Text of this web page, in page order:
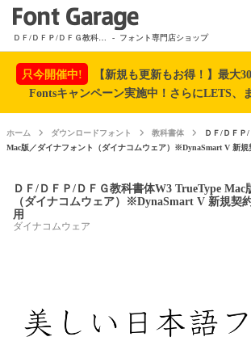
- フォント専門店ショップ
只今開催中!
【新規も更新もお得！】最大
Fontsキャンペーン実施中！さらにLETS、
ホーム ダウンロードフォント 教科書体
ＤＦ/ＤＦＰ
Mac版／ダイナフォント（ダイナコムウェア）※DynaSmart V 新規
ＤＦ/ＤＦＰ/ＤＦＧ教科書体W3 TrueType Mac
（ダイナコムウェア）※DynaSmart V 新規契
用
ダイナコムウェア